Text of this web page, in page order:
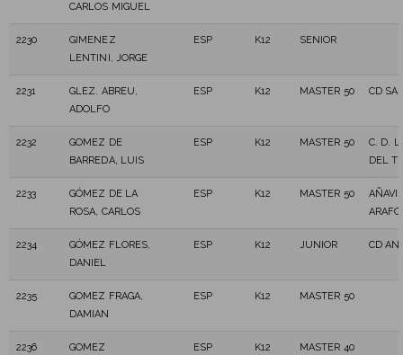
CARLOS MIGUEL
2230
GIMENEZ
LENTINI, JORGE
ESP K12 SENIOR
2231
GLEZ. ABREU,
ADOLFO
ESP K12 MASTER 50 CD
2232
GOMEZ DE
BARREDA, LUIS
ESP K12 MASTER 50
C. D.
DEL
2233
GÓMEZ DE LA
ROSA, CARLOS
ESP K12 MASTER 50
ARAFO
2234
GÓMEZ FLORES,
DANIEL
ESP K12 JUNIOR CD
2235
GOMEZ FRAGA,
DAMIAN
ESP K12 MASTER 50
2236
GOMEZ
ESP K12 MASTER 40